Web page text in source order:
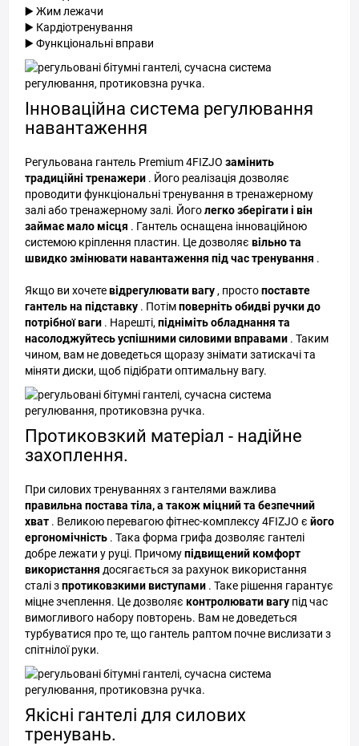
▶️ Жим лежачи
▶️ Кардіотренування
▶️ Функціональні вправи
Інноваційна система регулювання
навантаження
Регульована гантель Premium 4FIZJO замінить
традиційні тренажери . Його реалізація дозволяє
проводити функціональні тренування в тренажерному
залі або тренажерному залі. Йоголегко зберігати і він
займає мало місця . Гантель оснащена інноваційною
системою кріплення пластин. Це дозволяє вільно та
швидко змінювати навантаження під час тренування .
Якщо ви хочетевідрегулювати вагу , простопоставте
гантель на підставку . Потімповерніть обидві ручки до
потрібної ваги . Нарешті, підніміть обладнання та
насолоджуйтесь успішними силовими вправами . Таким
чином, вам не доведеться щоразу знімати затискачі та
міняти диски, щоб підібрати оптимальну вагу.
Протиковзкий матеріал - надійне
захоплення.
При силових тренуваннях з гантелями важлива
правильна постава тіла, а також міцний та безпечний
хват . Великою перевагою фітнес-комплексу 4FIZJO є його
ергономічність . Така форма грифа дозволяє гантелі
добре лежати у руці. Причомупідвищений комфорт
використання досягається за рахунок використання
сталі зпротиковзкими виступами . Таке рішення гарантує
міцне зчеплення. Це дозволяє контролювати вагу під час
вимогливого набору повторень. Вам не доведеться
турбуватися про те, що гантель раптом почне вислизати з
спітнілої руки.
Якісні гантелі для силових
тренувань.